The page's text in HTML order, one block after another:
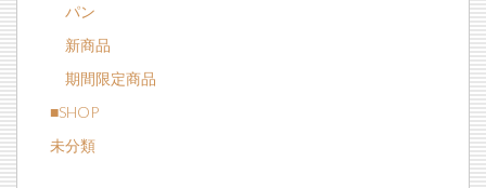
パン
新商品
期間限定商品
■SHOP
未分類